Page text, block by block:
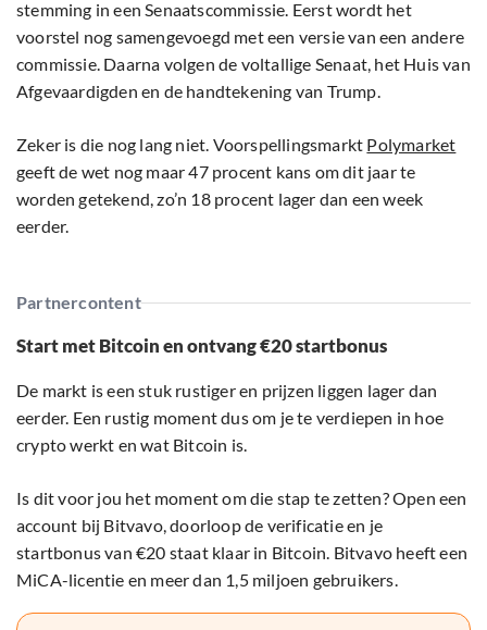
stemming in een Senaatscommissie. Eerst wordt het
voorstel nog samengevoegd met een versie van een andere
commissie. Daarna volgen de voltallige Senaat, het Huis van
Afgevaardigden en de handtekening van Trump.
Zeker is die nog lang niet. Voorspellingsmarkt Polymarket
geeft de wet nog maar 47 procent kans om dit jaar te
worden getekend, zo’n 18 procent lager dan een week
eerder.
Partnercontent
Start met Bitcoin en ontvang €20 startbonus
De markt is een stuk rustiger en prijzen liggen lager dan
eerder. Een rustig moment dus om je te verdiepen in hoe
crypto werkt en wat Bitcoin is.
Is dit voor jou het moment om die stap te zetten? Open een
account bij Bitvavo, doorloop de verificatie en je
startbonus van €20 staat klaar in Bitcoin. Bitvavo heeft een
MiCA-licentie en meer dan 1,5 miljoen gebruikers.